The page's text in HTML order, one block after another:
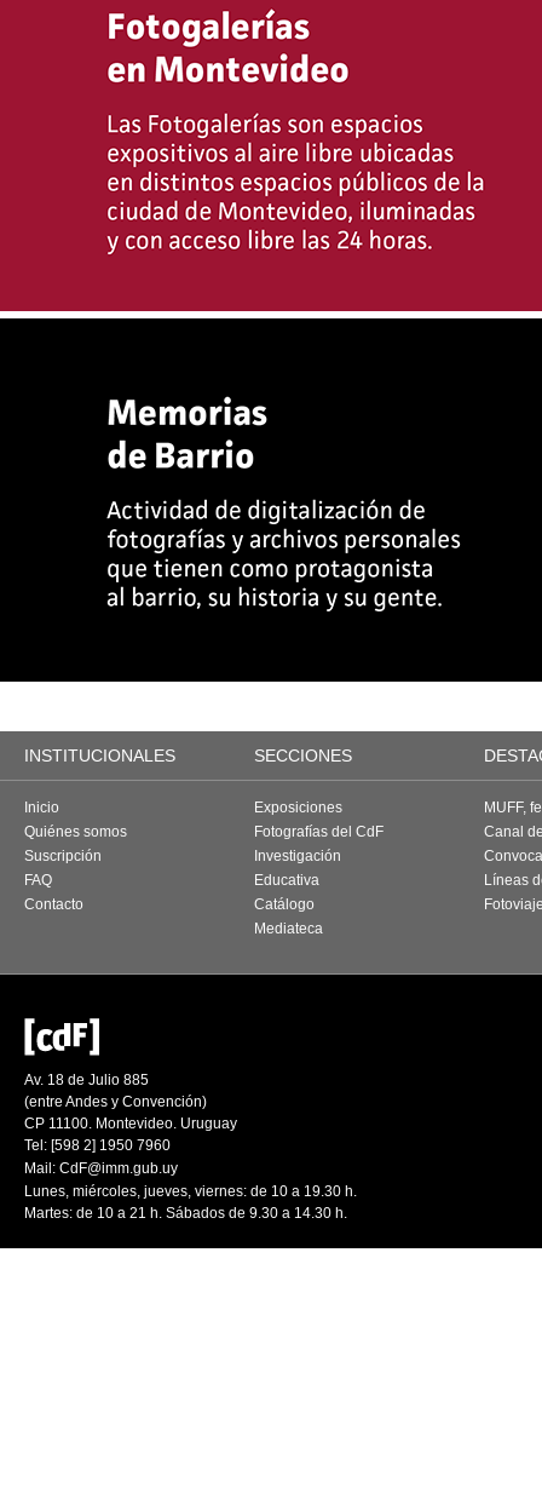
INSTITUCIONALES SECCIONES
Inicio
Quiénes somos
Suscripción
FAQ
Contacto
Exposiciones
Fotografías del CdF
Investigación
Educativa
Catálogo
Mediateca
MUFF,
Canal
Líneas
Av. 18 de Julio 885
(entre Andes y Convención)
CP 11100. Montevideo. Uruguay
Tel: [598 2] 1950 7960
Mail: CdF@imm.gub.uy
Lunes, miércoles, jueves, viernes: de 10 a 19.30 h.
Martes: de 10 a 21 h. Sábados de 9.30 a 14.30 h.